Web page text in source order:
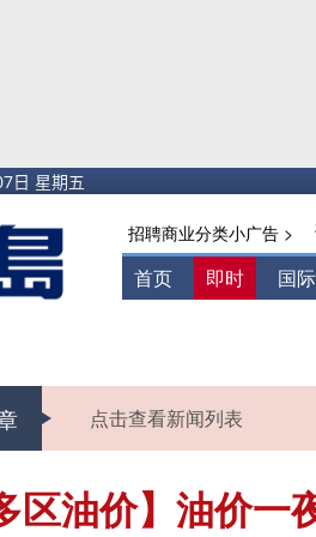
招聘商业分类小广告 >
首页 即时 国际
点击查看新闻列表
区油价】油价